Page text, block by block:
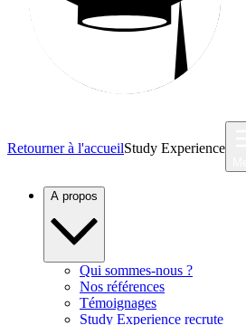
Retourner à l'accueilStudy Experience
A propos
Qui sommes-nous ?
Nos références
Témoignages
Study Experience recrute